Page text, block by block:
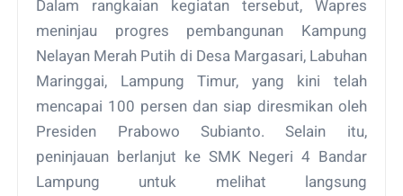
Dalam rangkaian kegiatan tersebut, Wapres
meninjau progres pembangunan Kampung
Nelayan Merah Putih di Desa Margasari, Labuhan
Maringgai, Lampung Timur, yang kini telah
mencapai 100 persen dan siap diresmikan oleh
Presiden Prabowo Subianto. Selain itu,
peninjauan berlanjut ke SMK Negeri 4 Bandar
Lampung untuk melihat langsung